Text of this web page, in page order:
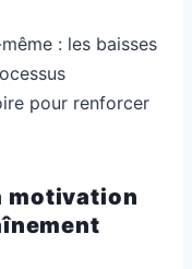
: les baisses
pour renforcer
motivation